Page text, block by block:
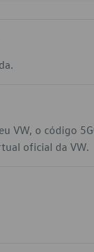
VW, o código
oficial da VW.